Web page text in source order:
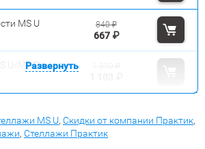
MS U
667 ₽
840₽
U/MS Pro
Развернуть
MS U, Скидки от компании Практик,
, Стеллажи Практик